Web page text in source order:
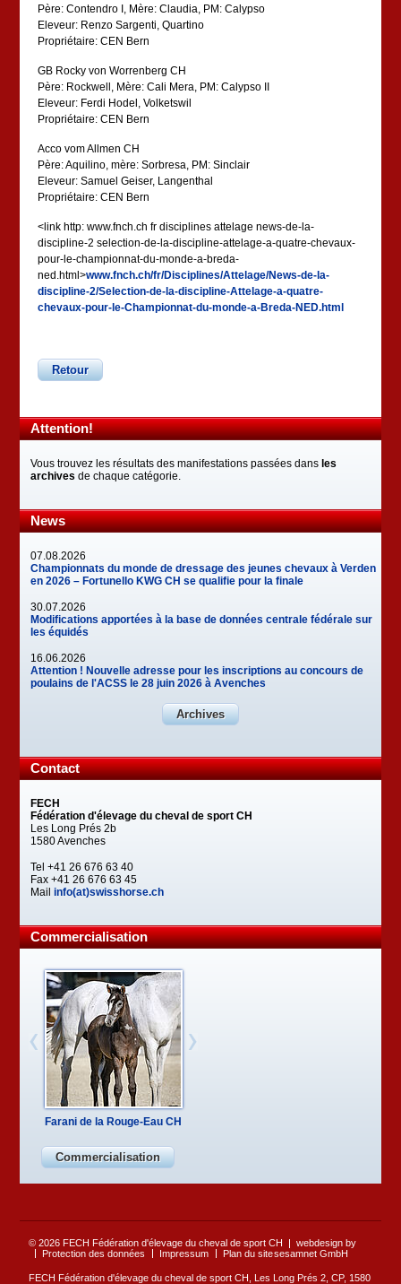
Père: Contendro I, Mère: Claudia, PM: Calypso
Eleveur: Renzo Sargenti, Quartino
Propriétaire: CEN Bern
GB Rocky von Worrenberg CH
Père: Rockwell, Mère: Cali Mera, PM: Calypso II
Eleveur: Ferdi Hodel, Volketswil
Propriétaire: CEN Bern
Acco vom Allmen CH
Père: Aquilino, mère: Sorbresa, PM: Sinclair
Eleveur: Samuel Geiser, Langenthal
Propriétaire: CEN Bern
<link http: www.fnch.ch fr disciplines attelage news-de-la-
discipline-2 selection-de-la-discipline-attelage-a-quatre-chevaux-
pour-le-championnat-du-monde-a-breda-
ned.html>www.fnch.ch/fr/Disciplines/Attelage/News-de-la-
discipline-2/Selection-de-la-discipline-Attelage-a-quatre-
chevaux-pour-le-Championnat-du-monde-a-Breda-NED.html
Retour
Attention!
Vous trouvez les résultats des manifestations passées dans les
archives de chaque catégorie.
News
07.08.2026
Championnats du monde de dressage des jeunes chevaux à Verden
en 2026 – Fortunello KWG CH se qualifie pour la finale
30.07.2026
Modifications apportées à la base de données centrale fédérale sur
les équidés
16.06.2026
Attention ! Nouvelle adresse pour les inscriptions au concours de
poulains de l'ACSS le 28 juin 2026 à Avenches
Archives
Contact
FECH
Fédération d'élevage du cheval de sport CH
Les Long Prés 2b
1580 Avenches
Tel +41 26 676 63 40
Fax +41 26 676 63 45
Mailinfo(at)swisshorse.ch
Commercialisation
Farani de la Rouge-Eau CH
Commercialisation
© 2026 FECH Fédération d'élevage du cheval de sport CH
Protection des données
Impressum Plan du site
webdesign by
sesamnet GmbH
FECH Fédération d'élevage du cheval de sport CH, Les Long Prés 2, CP, 1580